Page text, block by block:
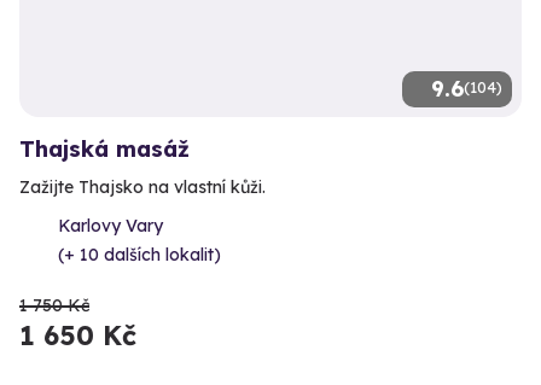
9.6(104)
Thajská masáž
Zažijte Thajsko na vlastní kůži.
Karlovy Vary
(+ 10 dalších lokalit)
1 750 Kč
1 650 Kč